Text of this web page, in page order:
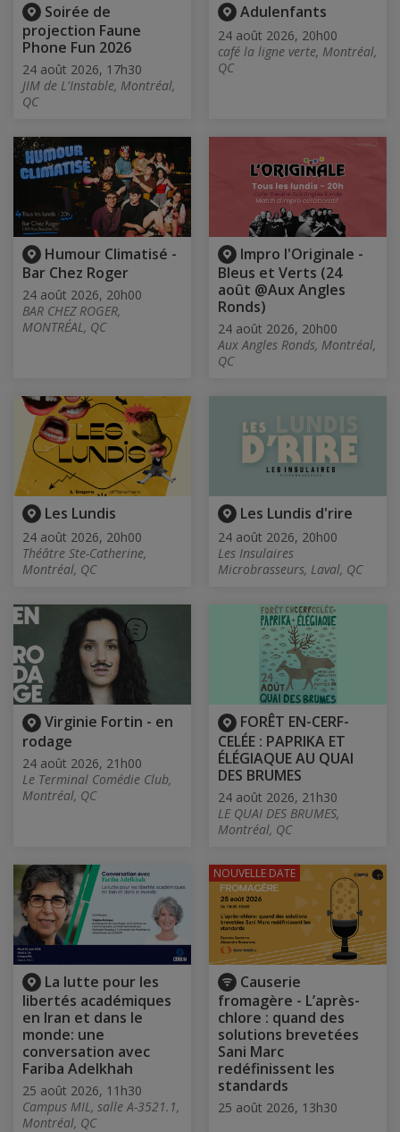
Soirée de
projection Faune
Phone Fun 2026
24 août 2026, 17h30
JIM de L'Instable, Montréal,
QC
Adulenfants
24 août 2026, 20h00
café la ligne verte, Montréal,
QC
Humour Climatisé -
Bar Chez Roger
24 août 2026, 20h00
BAR CHEZ ROGER,
MONTRÉAL, QC
Impro l'Originale -
Bleus et Verts (24
août @Aux Angles
Ronds)
24 août 2026, 20h00
Aux Angles Ronds, Montréal,
QC
Les Lundis
24 août 2026, 20h00
Théâtre Ste-Catherine,
Montréal, QC
Les Lundis d'rire
24 août 2026, 20h00
Les Insulaires
Microbrasseurs, Laval, QC
Virginie Fortin - en
rodage
24 août 2026, 21h00
Le Terminal Comédie Club,
Montréal, QC
FORÊT EN-CERF-
CELÉE : PAPRIKA ET
ÉLÉGIAQUE AU QUAI
DES BRUMES
24 août 2026, 21h30
LE QUAI DES BRUMES,
Montréal, QC
La lutte pour les
libertés académiques
en Iran et dans le
monde: une
conversation avec
Fariba Adelkhah
25 août 2026, 11h30
Campus MIL, salle A-3521.1,
Montréal, QC
Causerie
fromagère - L’après-
chlore : quand des
solutions brevetées
Sani Marc
redéfinissent les
standards
25 août 2026, 13h30
NOUVELLE DATE